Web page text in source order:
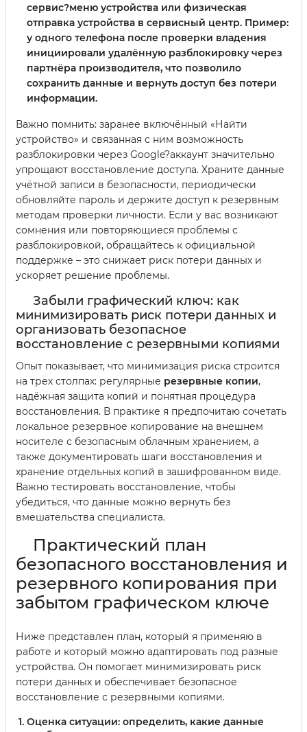
сервис?меню устройства или физическая
отправка устройства в сервисный центр. Пример:
у одного телефона после проверки владения
инициировали удалённую разблокировку через
партнёра производителя, что позволило
сохранить данные и вернуть доступ без потери
информации.
Важно помнить: заранее включённый «Найти
устройство» и связанная с ним возможность
разблокировки через Google?аккаунт значительно
упрощают восстановление доступа. Храните данные
учётной записи в безопасности, периодически
обновляйте пароль и держите доступ к резервным
методам проверки личности. Если у вас возникают
сомнения или повторяющиеся проблемы с
разблокировкой, обращайтесь к официальной
поддержке – это снижает риск потери данных и
ускоряет решение проблемы.
Забыли графический ключ: как
минимизировать риск потери данных и
организовать безопасное
восстановление с резервными копиями
Опыт показывает, что минимизация риска строится
на трех столпах: регулярные резервные копии,
надёжная защита копий и понятная процедура
восстановления. В практике я предпочитаю сочетать
локальное резервное копирование на внешнем
носителе с безопасным облачным хранением, а
также документировать шаги восстановления и
хранение отдельных копий в зашифрованном виде.
Важно тестировать восстановление, чтобы
убедиться, что данные можно вернуть без
вмешательства специалиста.
Практический план
безопасного восстановления и
резервного копирования при
забытом графическом ключе
Ниже представлен план, который я применяю в
работе и который можно адаптировать под разные
устройства. Он помогает минимизировать риск
потери данных и обеспечивает безопасное
восстановление с резервными копиями.
Оценка ситуации: определить, какие данные